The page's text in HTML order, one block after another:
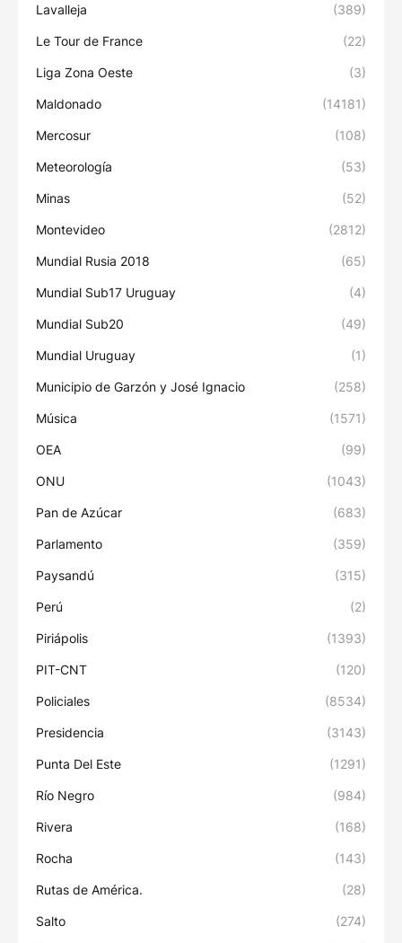
Lavalleja (389)
Le Tour de France (22)
Liga Zona Oeste (3)
Maldonado (14181)
Mercosur (108)
Meteorología (53)
Minas (52)
Montevideo (2812)
Mundial Rusia 2018 (65)
Mundial Sub17 Uruguay (4)
Mundial Sub20 (49)
Mundial Uruguay (1)
Municipio de Garzón y José Ignacio (258)
Música (1571)
OEA (99)
ONU (1043)
Pan de Azúcar (683)
Parlamento (359)
Paysandú (315)
Perú (2)
Piriápolis (1393)
PIT-CNT (120)
Policiales (8534)
Presidencia (3143)
Punta Del Este (1291)
Río Negro (984)
Rivera (168)
Rocha (143)
Rutas de América. (28)
Salto (274)